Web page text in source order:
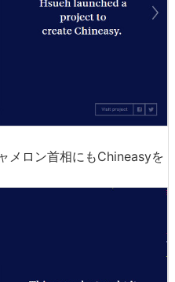
メロン首相にもChineasyを